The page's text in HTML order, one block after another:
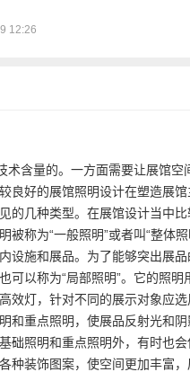
12:26
术含量的。一方面需要让展馆
良好的展馆照明设计在塑造展
的几种类型。在展馆设计当中
被称为“一般照明”或者叫“整体
设施和展品。为了能够突出展
可以称为“局部照明”。它的照
效灯，针对不同的展示对象应
和重点照明，使展品反射光和
础照明和重点照明外，有时也
种装饰图案，使空间更加丰富